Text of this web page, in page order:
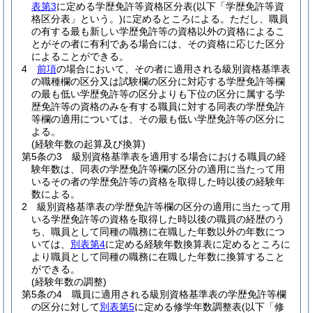
表第3に定める学歴免許等資格区分表(以下「学歴免許等資
格区分表」という。)に定めるところによる。 ただし、職員
の有する最も新しい学歴免許等の資格以外の資格によるこ
とがその者に有利である場合には、その資格に応じた区分
によることができる。
4
前項の場合において、その者に適用される級別資格基準表
の職種欄の区分又は試験欄の区分に対応する学歴免許等欄
の最も低い学歴免許等の区分よりも下位の区分に属する学
歴免許等の資格のみを有する職員に対する同表の学歴免許
等欄の適用については、その最も低い学歴免許等の区分に
よる。
(経験年数の起算及び換算)
第5条の3
級別資格基準表を適用する場合における職員の経
験年数は、同表の学歴免許等欄の区分の適用に当たって用
いるその者の学歴免許等の資格を取得した時以後の経験年
数による。
2
級別資格基準表の学歴免許等欄の区分の適用に当たって用
いる学歴免許等の資格を取得した時以後の職員の経歴のう
ち、職員として同種の職務に在職した年数以外の年数につ
いては、 別表第4に定める経験年数換算表に定めるところに
より職員として同種の職務に在職した年数に換算すること
ができる。
(経験年数の調整)
第5条の4
職員に適用される級別資格基準表の学歴免許等欄
の区分に対して別表第5に定める修学年数調整表(以下「修